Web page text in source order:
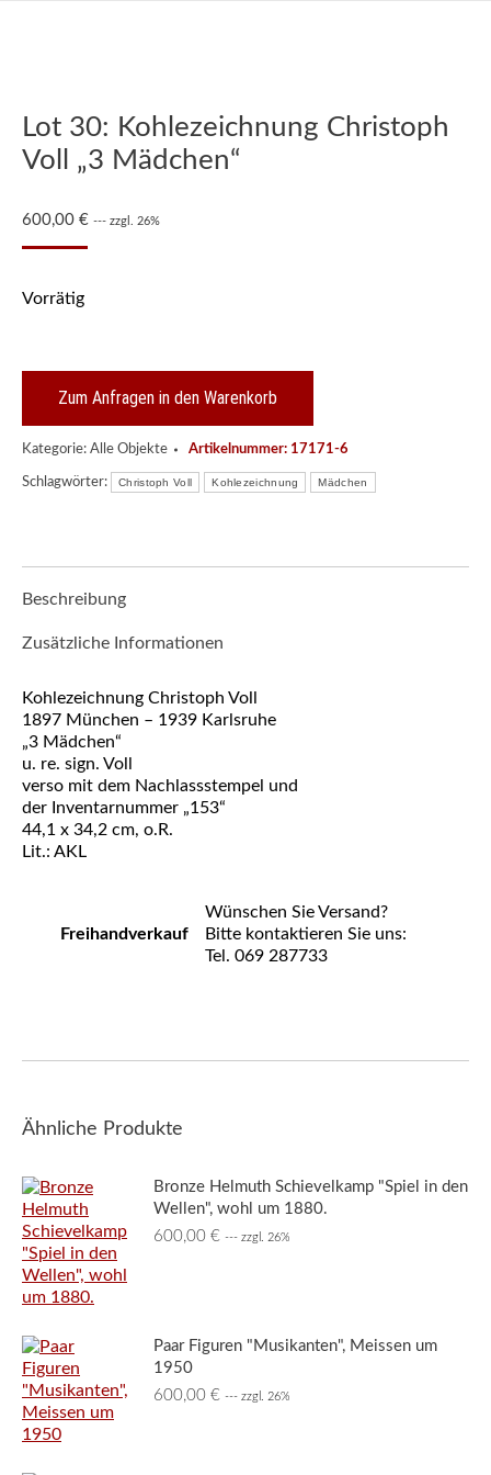
Lot 30: Kohlezeichnung Christoph
Voll „3 Mädchen“
600,00 € --- zzgl. 26%
Vorrätig
Zum Anfragen in den Warenkorb
Kategorie: Alle Objekte Artikelnummer: 17171-6
Schlagwörter: Christoph Voll Kohlezeichnung Mädchen
Beschreibung
Zusätzliche Informationen
Kohlezeichnung Christoph Voll
1897 München – 1939 Karlsruhe
„3 Mädchen“
u. re. sign. Voll
verso mit dem Nachlassstempel und
der Inventarnummer „153“
44,1 x 34,2 cm, o.R.
Lit.: AKL
Freihandverkauf
Wünschen Sie Versand?
Bitte kontaktieren Sie uns:
Tel. 069 287733
Ähnliche Produkte
Bronze Helmuth Schievelkamp "Spiel in den
Wellen", wohl um 1880.
600,00 € --- zzgl. 26%
Paar Figuren "Musikanten", Meissen um
1950
600,00 € --- zzgl. 26%